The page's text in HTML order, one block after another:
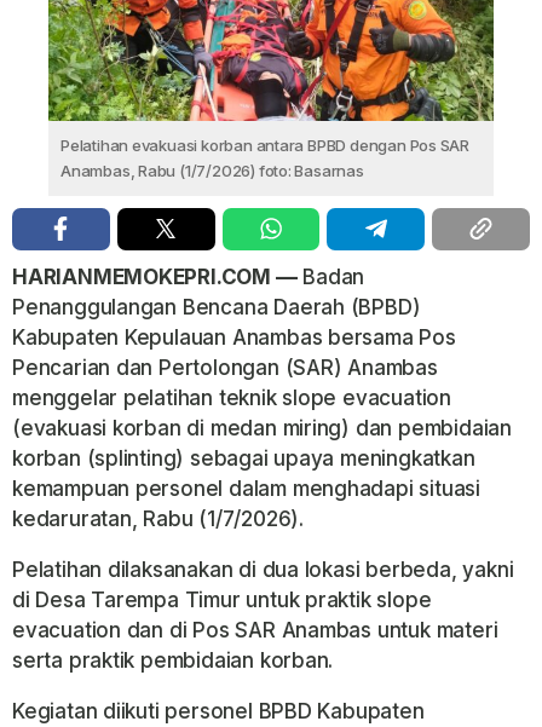
Pelatihan evakuasi korban antara BPBD dengan Pos SAR
Anambas, Rabu (1/7/2026) foto: Basarnas
HARIANMEMOKEPRI.COM ––Badan
Penanggulangan Bencana Daerah (BPBD)
Kabupaten Kepulauan Anambas bersama Pos
Pencarian dan Pertolongan (SAR) Anambas
menggelar pelatihan teknik slope evacuation
(evakuasi korban di medan miring) dan pembidaian
korban (splinting) sebagai upaya meningkatkan
kemampuan personel dalam menghadapi situasi
kedaruratan, Rabu (1/7/2026).
Pelatihan dilaksanakan di dua lokasi berbeda, yakni
di Desa Tarempa Timur untuk praktik slope
evacuation dan di Pos SAR Anambas untuk materi
serta praktik pembidaian korban.
Kegiatan diikuti personel BPBD Kabupaten